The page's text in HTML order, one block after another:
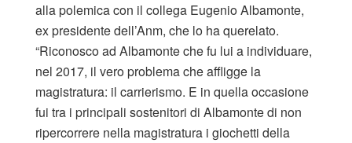
alla polemica con il collega Eugenio Albamonte,
ex presidente dell’Anm, che lo ha querelato.
“Riconosco ad Albamonte che fu lui a individuare,
nel 2017, il vero problema che affligge la
magistratura: il carrierismo. E in quella occasione
fui tra i principali sostenitori di Albamonte di non
ripercorrere nella magistratura i giochetti della